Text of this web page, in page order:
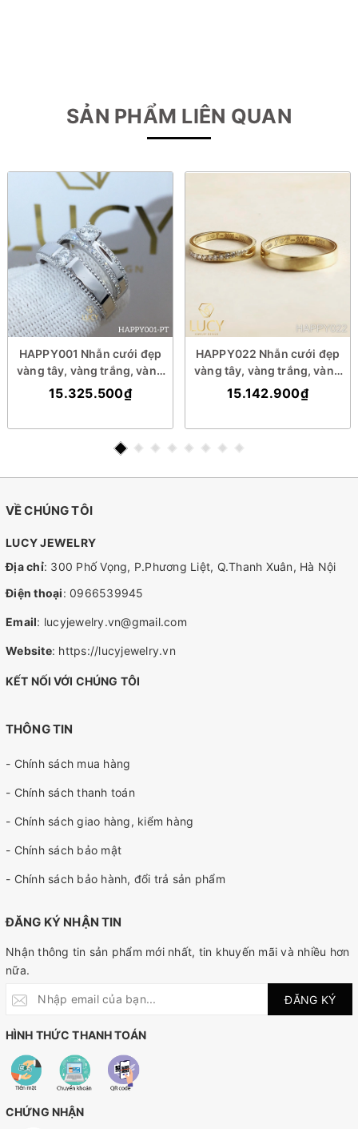
SẢN PHẨM LIÊN QUAN
HAPPY001 Nhẫn cưới đẹp
vàng tây, vàng trắng, vàng
hồng 10k 14k 18k, Bạch Kim
Platinum PT900 đính CZ,
15.325.500₫
HAPPY022 Nhẫn cưới đẹp
vàng tây, vàng trắng, vàng
hồng 10k 14k 18k, Bạch Kim
Platinum PT900 đính CZ,
15.142.900₫
VỀ CHÚNG TÔI
LUCY JEWELRY
Địa chỉ: 300 Phố Vọng, P.Phương Liệt, Q.Thanh Xuân, Hà Nội
Điện thoại: 0966539945
Email: lucyjewelry.vn@gmail.com
Website: https://lucyjewelry.vn
KẾT NỐI VỚI CHÚNG TÔI
THÔNG TIN
- Chính sách mua hàng
- Chính sách thanh toán
- Chính sách giao hàng, kiểm hàng
- Chính sách bảo mật
- Chính sách bảo hành, đổi trả sản phẩm
ĐĂNG KÝ NHẬN TIN
Nhận thông tin sản phẩm mới nhất, tin khuyến mãi và nhiều hơn
nữa.
ĐĂNG KÝ
HÌNH THỨC THANH TOÁN
CHỨNG NHẬN